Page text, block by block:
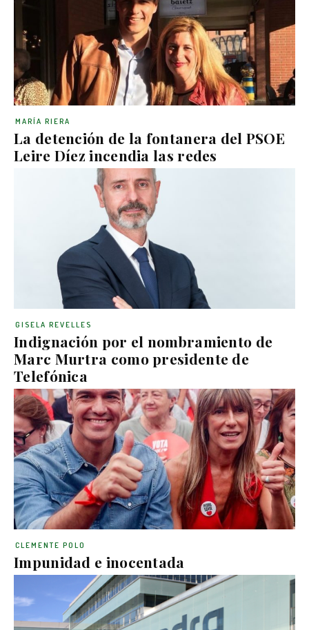
La detención de la fontanera del PSOE
Leire Díez incendia las redes
MARÍA RIERA
Indignación por el nombramiento de
Marc Murtra como presidente de
Telefónica
GISELA REVELLES
Impunidad e inocentada
CLEMENTE POLO